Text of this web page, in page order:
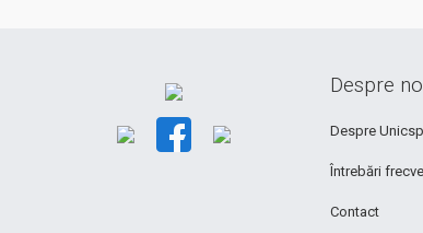
Despre
Despre
Întrebări
Contact